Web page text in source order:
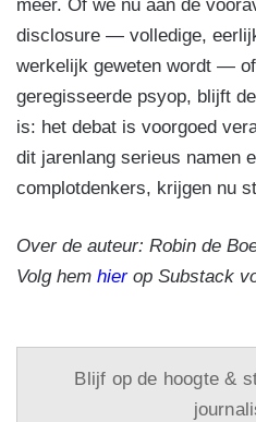
meer. Of we nu aan de
disclosure — volledige,
werkelijk geweten wordt —
geregisseerde psyop, blijft
is: het debat is voorgoed
dit jarenlang serieus namen
complotdenkers, krijgen nu
Over de auteur: Robin de
Volg hem hierop Substack
Blijf op de hoogte &